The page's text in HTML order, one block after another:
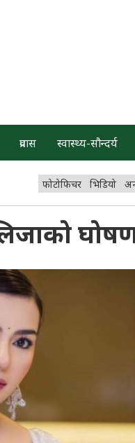
प्रवास स्वास्थ्य-सौन्दर्य
फोटोफिचर भिडियो